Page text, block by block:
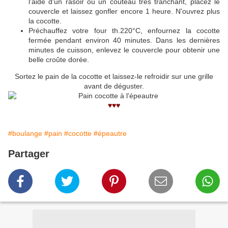
couvercle et laissez gonfler encore 1 heure. N'ouvrez plus
la cocotte.
Préchauffez votre four th.220°C, enfournez la cocotte
fermée pendant environ 40 minutes. Dans les dernières
minutes de cuisson, enlevez le couvercle pour obtenir une
belle croûte dorée.
Sortez le pain de la cocotte et laissez-le refroidir sur une grille
avant de déguster.
♥♥♥
#boulange #pain #cocotte #épeautre
Partager